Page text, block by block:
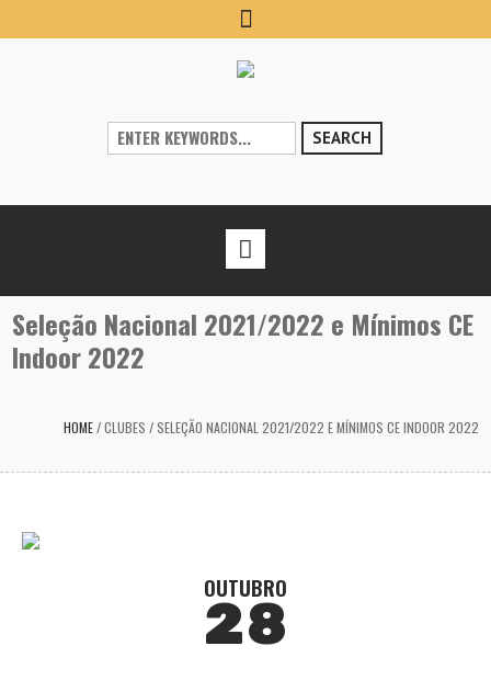
SEARCH
Seleção Nacional 2021/2022 e Mínimos CE
Indoor 2022
HOME/CLUBES /SELEÇÃO NACIONAL 2021/2022 E MÍNIMOS CE INDOOR 2022
OUTUBRO
28